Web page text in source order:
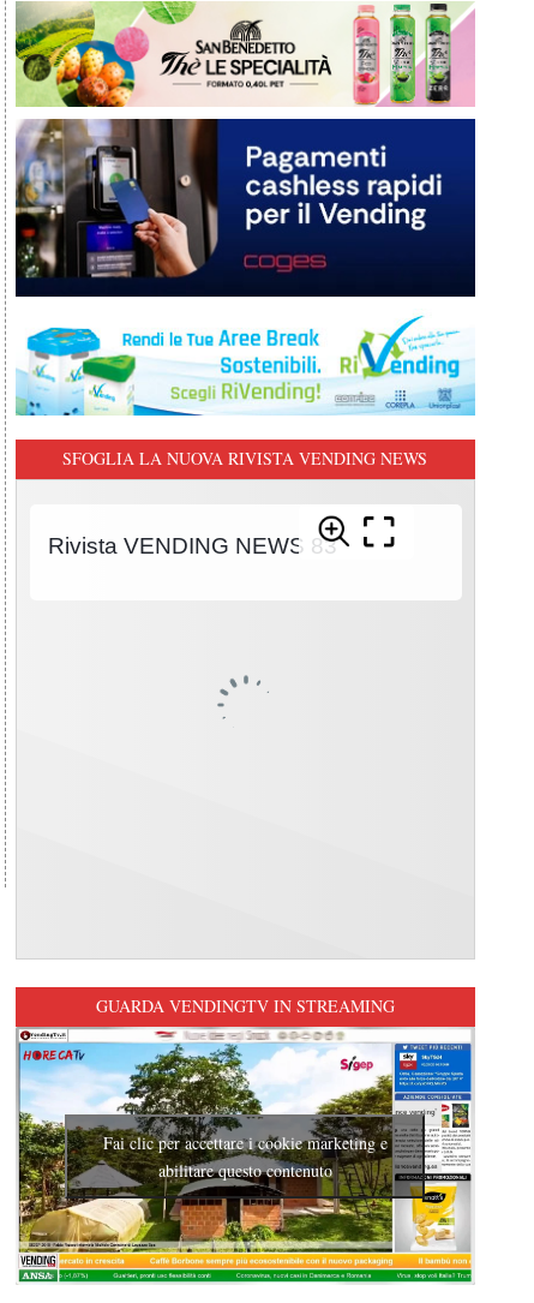
SFOGLIA LA NUOVA RIVISTA VENDING NEWS
GUARDA VENDINGTV IN STREAMING
Fai clic per accettare i cookie marketing e
abilitare questo contenuto